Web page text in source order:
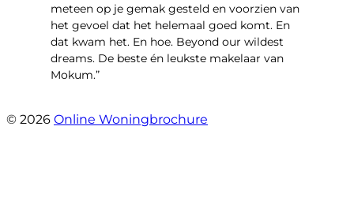
meteen op je gemak gesteld en voorzien van
het gevoel dat het helemaal goed komt. En
dat kwam het. En hoe. Beyond our wildest
dreams. De beste én leukste makelaar van
Mokum.”
© 2026 Online Woningbrochure